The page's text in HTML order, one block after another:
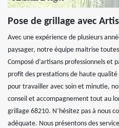
Pose de grillage avec
Avec une expérience de plusieurs
paysager, notre équipe maitrise
Composé d’artisans professionnels et
profit des prestations de haute
pour travailler avec soin et minutie,
conseil et accompagnement tout au
grillage 68210. N’hésitez pas à nous
adéquate. Nous présentons des